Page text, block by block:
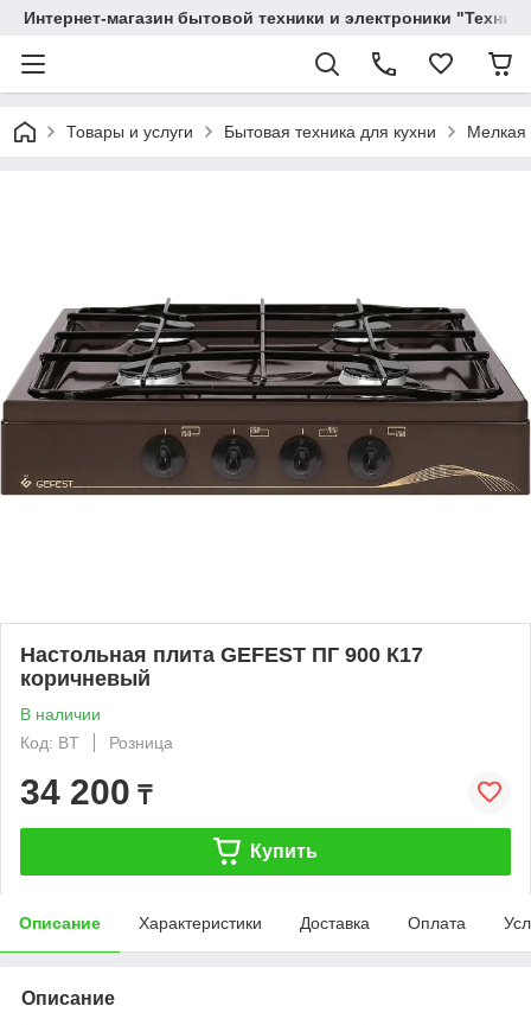
Интернет-магазин бытовой техники и электроники
Товары и услуги Бытовая техника для кухни Мелкая
Настольная плита GEFEST ПГ 900 К17
коричневый
В наличии
Код: BT
Розница
34 200 ₸
Купить
Описание Характеристики Доставка Оплата
Описание